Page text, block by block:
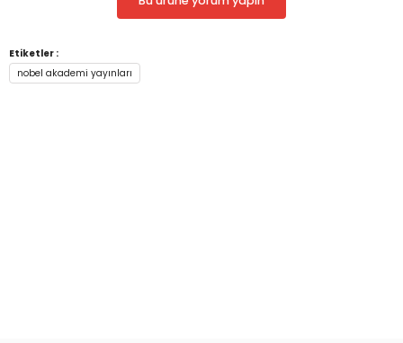
Yugoslavya tarihini kendi yorumlarıyla anlattılar.
Etiketler :
nobel akademi yayınları